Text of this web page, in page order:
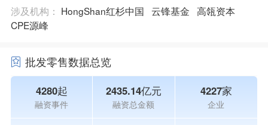
涉及机构： HongShan红杉中国 云锋基金 高瓴资本
CPE源峰
批发零售数据总览
4280起
融资事件
2435.14亿元
融资总金额
4227家
企业